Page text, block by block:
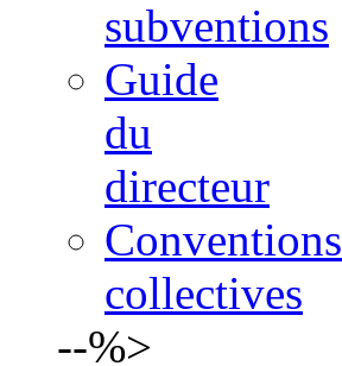
subventions
Guide
du
directeur
Conventions
collectives
--%>